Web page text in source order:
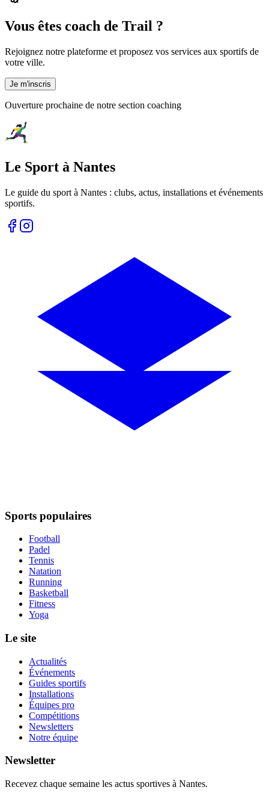
Vous êtes coach de Trail ?
Rejoignez notre plateforme et proposez vos services aux sportifs de
votre ville.
Je m'inscris
Ouverture prochaine de notre section coaching
Le Sport à Nantes
Le guide du sport à Nantes : clubs, actus, installations et événements
sportifs.
Sports populaires
Football
Padel
Tennis
Natation
Running
Basketball
Fitness
Yoga
Le site
Actualités
Événements
Guides sportifs
Installations
Équipes pro
Compétitions
Newsletters
Notre équipe
Newsletter
Recevez chaque semaine les actus sportives à Nantes.